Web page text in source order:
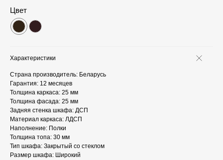
Цвет
Характеристики
Страна производитель: Беларусь
Гарантия: 12 месяцев
Толщина каркаса: 25 мм
Толщина фасада: 25 мм
Задняя стенка шкафа: ДСП
Материал каркаса: ЛДСП
Наполнение: Полки
Толщина топа: 30 мм
Тип шкафа: Закрытый со стеклом
Размер шкафа: Широкий